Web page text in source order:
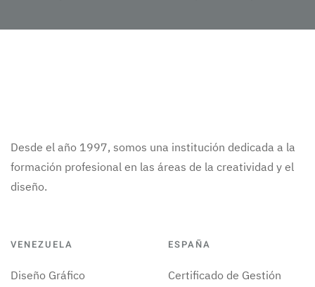
Desde el año 1997, somos una institución dedicada a la
formación profesional en las áreas de la creatividad y el
diseño.
VENEZUELA
Diseño Gráfico
ESPAÑA
Certificado de Gestión